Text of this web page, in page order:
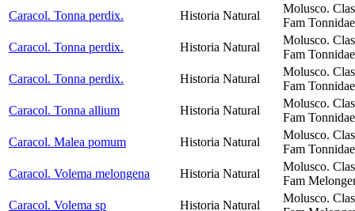
Caracol. Tonna perdix.
Historia Natural
Molusco.
Fam
Caracol. Tonna perdix.
Historia Natural
Molusco.
Fam
Caracol. Tonna perdix.
Historia Natural
Molusco.
Fam
Caracol. Tonna allium
Historia Natural
Molusco.
Fam
Caracol. Malea pomum
Historia Natural
Molusco.
Fam
Caracol. Volema melongena
Historia Natural
Molusco.
Fam
Caracol. Volema sp
Historia Natural
Molusco.